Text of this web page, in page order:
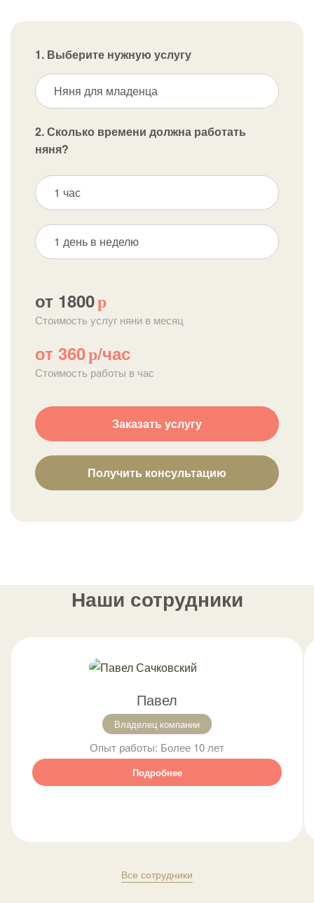
1. Выберите нужную услугу
Няня для младенца
2. Сколько времени должна работать
няня?
1 час
1 день в неделю
от 1800р
Стоимость услуг няни в месяц
от 360р/час
Стоимость работы в час
Заказать услугу
Получить консультацию
Наши сотрудники
Павел
Владелец компании
Опыт работы: Более 10 лет
Подробнее
Все сотрудники